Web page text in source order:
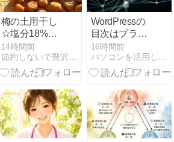
梅の土用干し
☆塩分18%の
梅 2キロを干
して、紫蘇漬
けにしまし
2026）
14時間前
WordPressの
目次はプラグ
インで入れ
る？3つの方
法と選び方
16時間前